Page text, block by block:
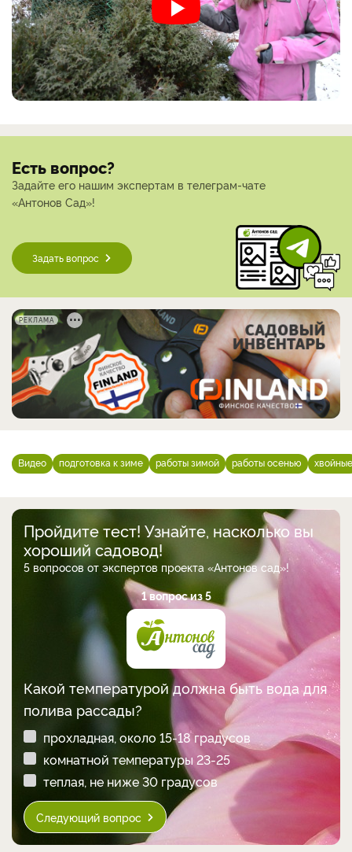
Есть вопрос?
Задайте его нашим экспертам в телеграм-чате
«Антонов Сад»!
Задать вопрос
РЕКЛАМА
Видео подготовка к зиме работы зимой работы осенью хвойные
Пройдите тест! Узнайте, насколько вы
хороший садовод!
5 вопросов от экспертов проекта «Антонов сад»!
1 вопрос из 5
Какой температурой должна быть вода для
полива рассады?
прохладная, около 15-18 градусов
комнатной температуры 23-25
теплая, не ниже 30 градусов
Следующий вопрос